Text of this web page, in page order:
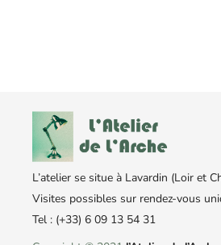
L’atelier se situe à Lavardin (Loir et
Visites possibles sur rendez-vous
Tel : (+33) 6 09 13 54 31